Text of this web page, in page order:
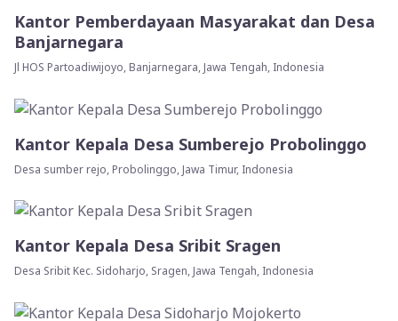
Kantor Pemberdayaan Masyarakat dan Desa
Banjarnegara
Jl HOS Partoadiwijoyo, Banjarnegara, Jawa Tengah, Indonesia
Kantor Kepala Desa Sumberejo Probolinggo
Desa sumber rejo, Probolinggo, Jawa Timur, Indonesia
Kantor Kepala Desa Sribit Sragen
Desa Sribit Kec. Sidoharjo, Sragen, Jawa Tengah, Indonesia